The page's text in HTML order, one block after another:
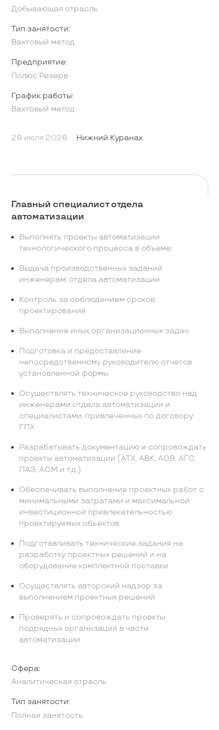
Добывающая отрасль
Тип занятости:
Вахтовый метод
Предприятие:
Полюс Резерв
График работы:
Вахтовый метод
28 июля 2026 Нижний Куранах
Главный специалист отдела
автоматизации
Выполнять проекты автоматизации
технологического процесса в объеме:
Выдача производственных заданий
инженерам, отдела автоматизации
Контроль за соблюдением сроков
проектирования
Выполнение иных организационных задач
Подготовка и предоставление
непосредственному руководителю отчетов
установленной формы
Осуществлять техническое руководство над
инженерами отдела автоматизации и
специалистами, привлеченных по договору
ГПХ
Разрабатывать документацию и сопровождать
проекты автоматизации (АТХ, АВК, АОВ, АГС,
ПАЗ, АСМ и т.д.)
Обеспечивать выполнение проектных работ с
минимальными затратами и максимальной
инвестиционной привлекательностью
проектируемых объектов
Подготавливать технические задания на
разработку проектных решений и на
оборудование комплектной поставки
Осуществлять авторский надзор за
выполнением проектных решений
Проверять и сопровождать проекты
подрядных организаций в части
автоматизации
Сфера:
Аналитическая отрасль
Тип занятости:
Полная занятость